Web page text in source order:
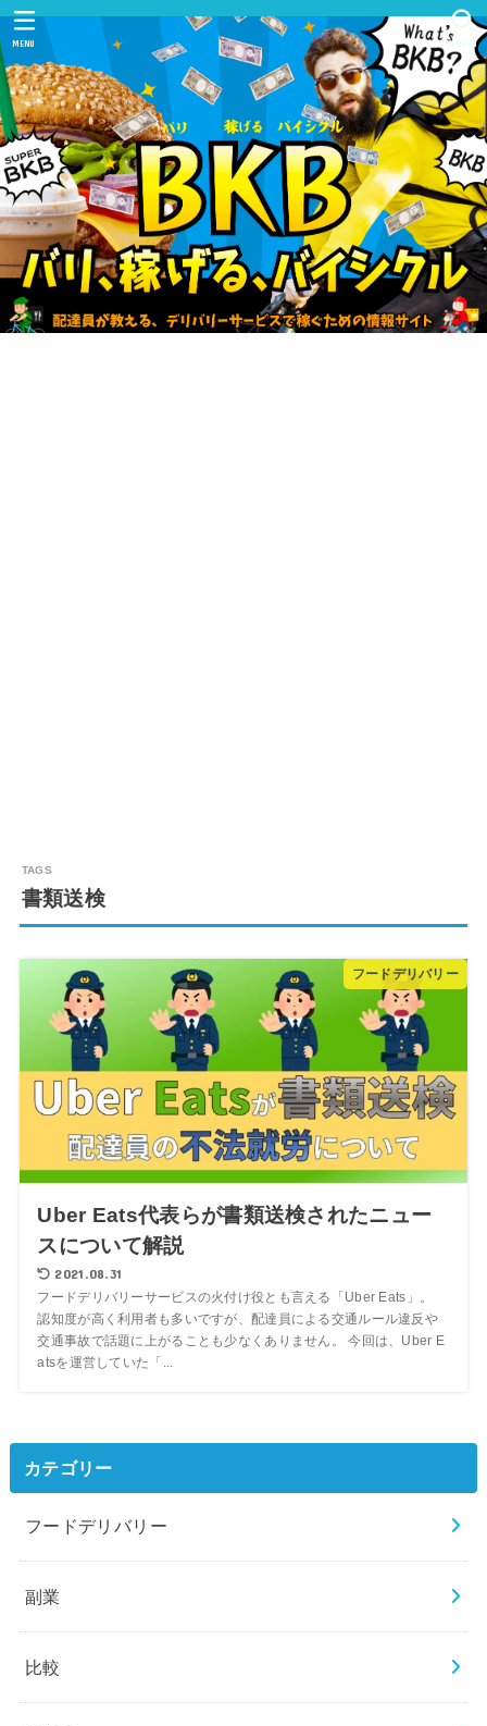
SEARCH
MENU
書類送検
フードデリバリー
Uber Eats代表らが書類送検されたニュー
スについて解説
2021.08.31
フードデリバリーサービスの火付け役とも言える「Uber Eats」。
認知度が高く利用者も多いですが、配達員による交通ルール違反や
交通事故で話題に上がることも少なくありません。 今回は、Uber E
atsを運営していた「...
カテゴリー
フードデリバリー
副業
比較